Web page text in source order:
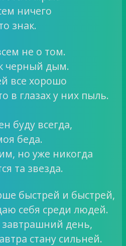
ничего
знак.
не о том.
черный дым.
все хорошо
в глазах у них пыль.
буду всегда,
беда.
но уже никогда
та звезда.
быстрей и быстрей,
себя среди людей.
завтрашний день,
стану сильней.